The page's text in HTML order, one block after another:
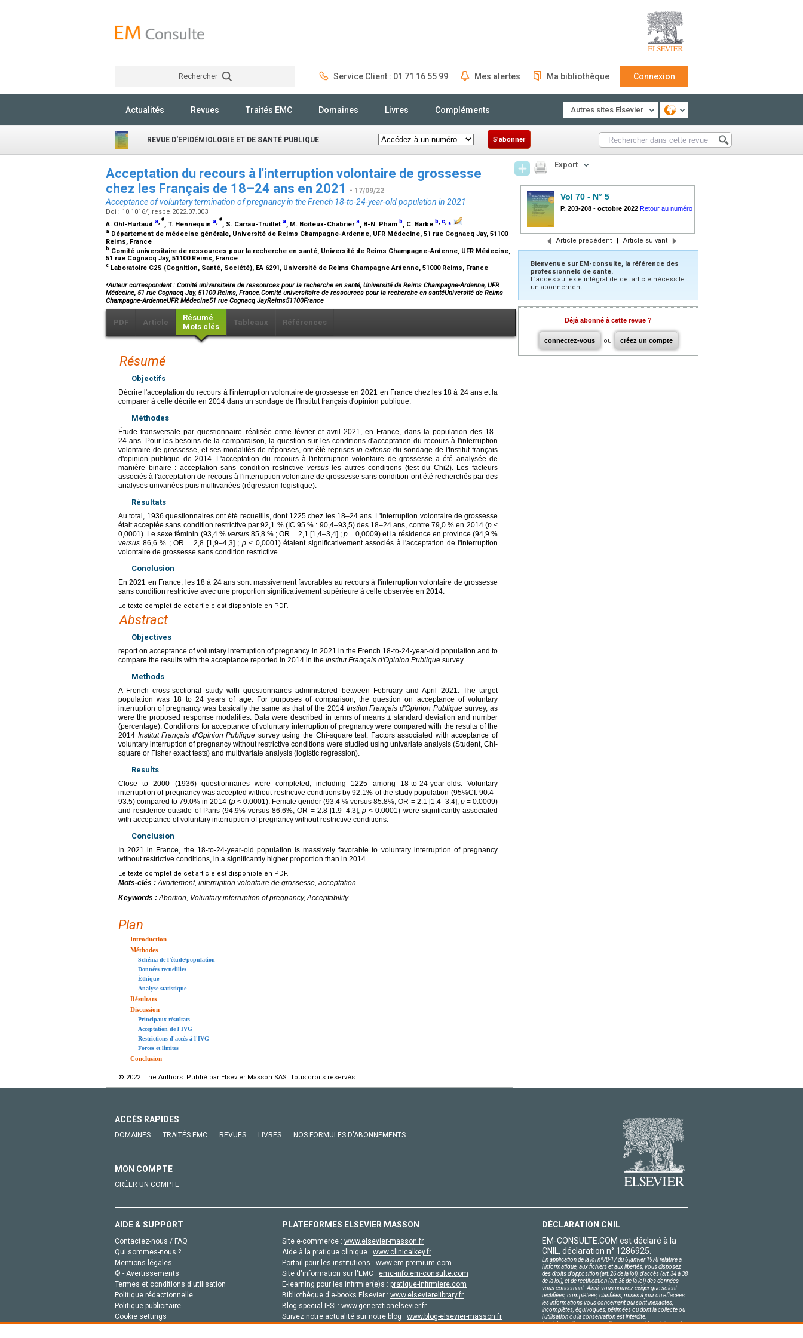
Rechercher Service Client : 01 71 16 55 99 Mes alertes Ma bibliothèque Connexion
Actualités Revues Traités EMC Domaines Livres Compléments Autres sites Elsevier
REVUE D'EPIDÉMIOLOGIE ET DE SANTÉ PUBLIQUE S'abonner
Acceptation du recours à l'interruption volontaire de grossesse
chez les Français de 18–24 ans en 2021
- 17/09/22
Acceptance of voluntary termination of pregnancy in the French 18-to-24-year-old population in 2021
Doi : 10.1016/j.respe.2022.07.003
A. Ohl-Hurtaud a, #
, T. Hennequin a, #
, S. Carrau-Truillet a, M. Boiteux-Chabriera, B-N. Pham b, C. Barbe b,c,⁎
a Département de médecine générale, Université de Reims Champagne-Ardenne, UFR Médecine, 51 rue Cognacq Jay, 51100
Reims, France
b Comité universitaire de ressources pour la recherche en santé, Université de Reims Champagne-Ardenne, UFR Médecine,
51 rue Cognacq Jay, 51100 Reims, France
c Laboratoire C2S (Cognition, Santé, Société), EA 6291, Université de Reims Champagne Ardenne, 51000 Reims, France
⁎Auteur correspondant : Comité universitaire de ressources pour la recherche en santé, Université de Reims Champagne-Ardenne, UFR
Médecine, 51 rue Cognacq Jay, 51100 Reims, France.Comité universitaire de ressources pour la recherche en santéUniversité de Reims
Champagne-ArdenneUFR Médecine51 rue Cognacq JayReims51100France
PDF Article
Résumé
Mots clés
Tableaux Références
Résumé
Objectifs
Décrire l'acceptation du recours à l'interruption volontaire de grossesse en 2021 en France chez les 18 à 24 ans et la
comparer à celle décrite en 2014 dans un sondage de l'Institut français d'opinion publique.
Méthodes
Étude transversale par questionnaire réalisée entre février et avril 2021, en France, dans la population des 18–
24 ans. Pour les besoins de la comparaison, la question sur les conditions d'acceptation du recours à l'interruption
volontaire de grossesse, et ses modalités de réponses, ont été reprises in extenso du sondage de l'Institut français
d'opinion publique de 2014. L'acceptation du recours à l'interruption volontaire de grossesse a été analysée de
manière binaire : acceptation sans condition restrictive versusles autres conditions (test du Chi2). Les facteurs
associés à l'acceptation de recours à l'interruption volontaire de grossesse sans condition ont été recherchés par des
analyses univariées puis multivariées (régression logistique).
Résultats
Au total, 1936 questionnaires ont été recueillis, dont 1225 chez les 18–24 ans. L'interruption volontaire de grossesse
était acceptée sans condition restrictive par 92,1 % (IC 95 % : 90,4–93,5) des 18–24 ans, contre 79,0 % en 2014 (p<
0,0001). Le sexe féminin (93,4 % versus85,8 % ; OR = 2,1 [1,4–3,4] ; p= 0,0009) et la résidence en province (94,9 %
versus 86,6 % ; OR = 2,8 [1,9–4,3] ; p< 0,0001) étaient significativement associés à l'acceptation de l'interruption
volontaire de grossesse sans condition restrictive.
Conclusion
En 2021 en France, les 18 à 24 ans sont massivement favorables au recours à l'interruption volontaire de grossesse
sans condition restrictive avec une proportion significativement supérieure à celle observée en 2014.
Le texte complet de cet article est disponible en PDF.
Abstract
Objectives
report on acceptance of voluntary interruption of pregnancy in 2021 in the French 18-to-24-year-old population and to
compare the results with the acceptance reported in 2014 in the Institut Français d'Opinion Publique survey.
Methods
A French cross-sectional study with questionnaires administered between February and April 2021. The target
population was 18 to 24 years of age. For purposes of comparison, the question on acceptance of voluntary
interruption of pregnancy was basically the same as that of the 2014 Institut Français d'Opinion Publique survey, as
were the proposed response modalities. Data were described in terms of means ± standard deviation and number
(percentage). Conditions for acceptance of voluntary interruption of pregnancy were compared with the results of the
2014 Institut Français d'Opinion Publique survey using the Chi-square test. Factors associated with acceptance of
voluntary interruption of pregnancy without restrictive conditions were studied using univariate analysis (Student, Chi-
square or Fisher exact tests) and multivariate analysis (logistic regression).
Results
Close to 2000 (1936) questionnaires were completed, including 1225 among 18-to-24-year-olds. Voluntary
interruption of pregnancy was accepted without restrictive conditions by 92.1% of the study population (95%CI: 90.4–
93.5) compared to 79.0% in 2014 (p< 0.0001). Female gender (93.4 % versus 85.8%; OR = 2.1 [1.4–3.4]; p= 0.0009)
and residence outside of Paris (94.9% versus 86.6%; OR = 2.8 [1.9–4.3];p < 0.0001) were significantly associated
with acceptance of voluntary interruption of pregnancy without restrictive conditions.
Conclusion
In 2021 in France, the 18-to-24-year-old population is massively favorable to voluntary interruption of pregnancy
without restrictive conditions, in a significantly higher proportion than in 2014.
Le texte complet de cet article est disponible en PDF.
Mots-clés : Avortement, interruption volontaire de grossesse, acceptation
Keywords : Abortion, Voluntary interruption of pregnancy, Acceptability
Plan
Introduction
Méthodes
Schéma de l’étude/population
Données recueillies
Éthique
Analyse statistique
Résultats
Discussion
Principaux résultats
Acceptation de l'IVG
Restrictions d'accès à l'IVG
Forces et limites
Conclusion
© 2022 The Authors. Publié par Elsevier Masson SAS. Tous droits réservés.
Export
Vol 70 - N° 5
P. 203-208 - octobre 2022 Retour au numéro
Article précédent | Article suivant
Bienvenue sur EM-consulte, la référence des
professionnels de santé.
L’accès au texte intégral de cet article nécessite
un abonnement.
Déjà abonné à cette revue ?
connectez-vous ou créez un compte
ACCÈS RAPIDES
DOMAINES TRAITÉS EMC REVUES LIVRES NOS FORMULES D'ABONNEMENTS
MON COMPTE
CRÉER UN COMPTE
AIDE & SUPPORT
Contactez-nous / FAQ
Qui sommes-nous ?
Mentions légales
© - Avertissements
Termes et conditions d'utilisation
Politique rédactionnelle
Politique publicitaire
Cookie settings
PLATEFORMES ELSEVIER MASSON
Site e-commerce : www.elsevier-masson.fr
Aide à la pratique clinique : www.clinicalkey.fr
Portail pour les institutions : www.em-premium.com
Site d'information sur l'EMC : emc-info.em-consulte.com
E-learning pour les infirmier(e)s : pratique-infirmiere.com
Bibliothèque d'e-books Elsevier : www.elsevierelibrary.fr
Blog special IFSI : www.generationelsevier.fr
Suivez notre actualité sur notre blog : www.blog-elsevier-masson.fr
DÉCLARATION CNIL
EM-CONSULTE.COM est déclaré à la
CNIL, déclaration n° 1286925.
En application de la loi nº78-17 du 6 janvier 1978 relative à
l'informatique, aux fichiers et aux libertés, vous disposez
des droits d'opposition (art.26 de la loi), d'accès (art.34 à 38
de la loi), et de rectification (art.36 de la loi) des données
vous concernant. Ainsi, vous pouvez exiger que soient
rectifiées, complétées, clarifiées, mises à jour ou effacées
les informations vous concernant qui sont inexactes,
incomplètes, équivoques, périmées ou dont la collecte ou
l'utilisation ou la conservation est interdite.
Les informations personnelles concernant les visiteurs de